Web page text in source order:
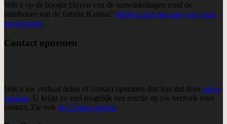
Wilt u op de hoogte blijven van de ontwikkelingen rond de
stamboom van de familie Kanhai? Meldt u zich dan aan voor onze
nieuwsbrief.
Contact opnemen
Wilt u uw verhaal delen of contact opnemen dan kan dat door mij te
emailen. U krijgt zo snel mogelijk een reactie op uw verzoek voor
contact. Zie ook de Contact-pagina.